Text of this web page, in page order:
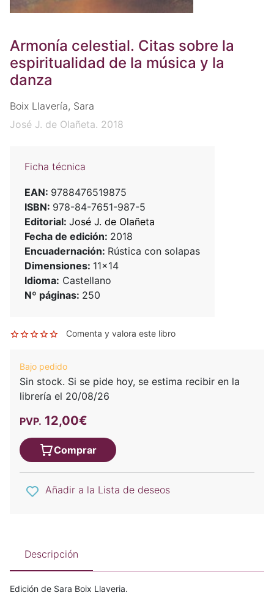
Armonía celestial. Citas sobre la
espiritualidad de la música y la
danza
Boix Llavería, Sara
José J. de Olañeta. 2018
Ficha técnica
EAN: 9788476519875
ISBN: 978-84-7651-987-5
Editorial: José J. de Olañeta
Fecha de edición: 2018
Encuadernación: Rústica con solapas
Dimensiones: 11x14
Idioma: Castellano
Nº páginas: 250
Comenta y valora este libro
Bajo pedido
Sin stock. Si se pide hoy, se estima recibir en la
librería el 20/08/26
PVP. 12,00€
Comprar
Añadir a la Lista de deseos
Descripción
Edición de Sara Boix Llaveria.